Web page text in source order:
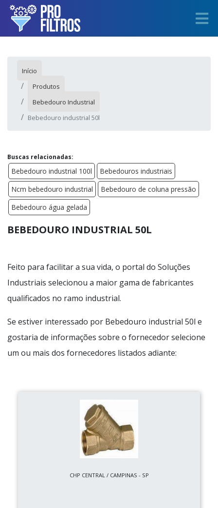
Início
Produtos
Bebedouro Industrial
Bebedouro industrial 50l
Buscas relacionadas:
Bebedouro industrial 100l
Bebedouros industriais
Ncm bebedouro industrial
Bebedouro de coluna pressão
Bebedouro água gelada
BEBEDOURO INDUSTRIAL 50L
Feito para facilitar a sua vida, o portal do Soluções
Industriais selecionou a maior gama de fabricantes
qualificados no ramo industrial.
Se estiver interessado por Bebedouro industrial 50l e
gostaria de informações sobre o fornecedor selecione
um ou mais dos fornecedores listados adiante:
CHP CENTRAL / CAMPINAS - SP